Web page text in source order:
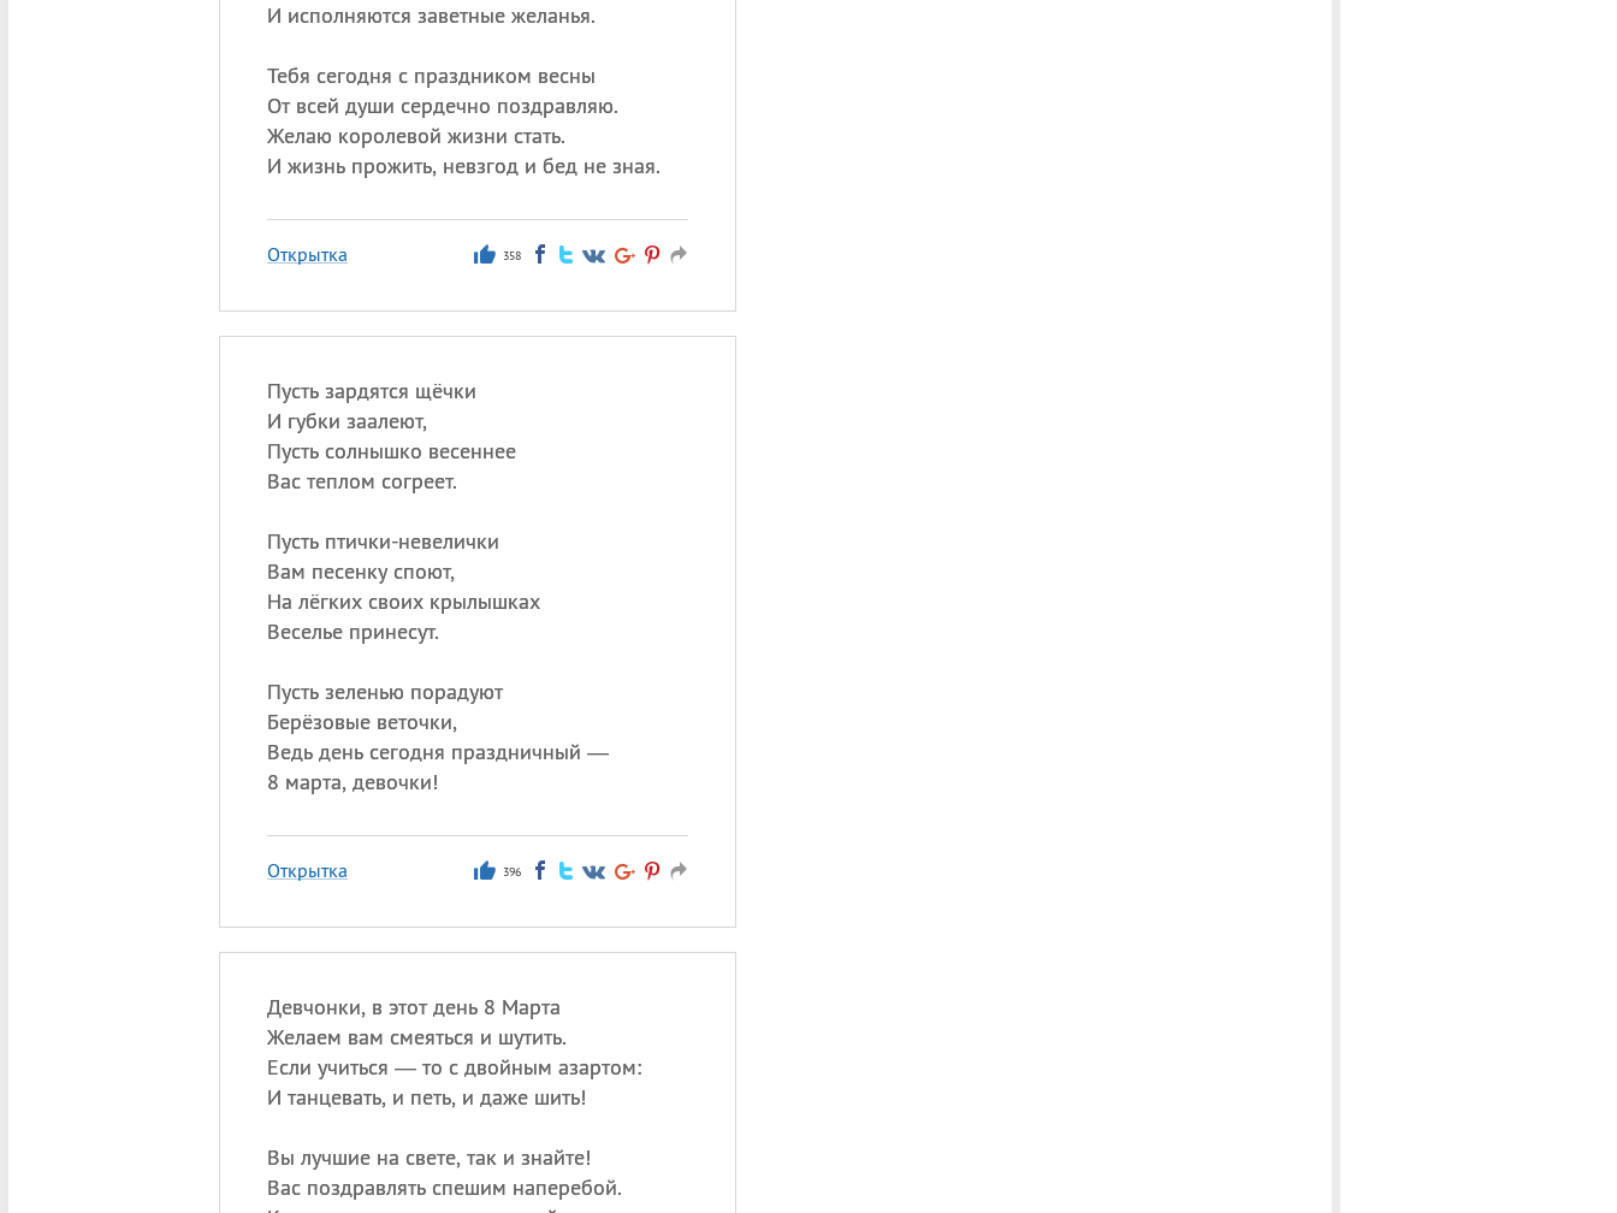
И исполняются заветные желанья.
Тебя сегодня с праздником весны
От всей души сердечно поздравляю.
Желаю королевой жизни стать.
И жизнь прожить, невзгод и бед не зная.
Открытка 358
Пусть зардятся щёчки
И губки заалеют,
Пусть солнышко весеннее
Вас теплом согреет.
Пусть птички-невелички
Вам песенку споют,
На лёгких своих крылышках
Веселье принесут.
Пусть зеленью порадуют
Берёзовые веточки,
Ведь день сегодня праздничный —
8 марта, девочки!
Открытка 396
Девчонки, в этот день 8 Марта
Желаем вам смеяться и шутить.
Если учиться — то с двойным азартом:
И танцевать, и петь, и даже шить!
Вы лучшие на свете, так и знайте!
Вас поздравлять спешим наперебой.